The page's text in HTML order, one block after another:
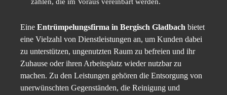
Eine Entrümpelungsfirma in Bergisch Gladbach bietet
eine Vielzahl von Dienstleistungen an, um Kunden dabei
zu unterstützen, ungenutzten Raum zu befreien und ihr
Zuhause oder ihren Arbeitsplatz wieder nutzbar zu
machen. Zu den Leistungen gehören die Entsorgung von
unerwünschten Gegenständen, die Reinigung und